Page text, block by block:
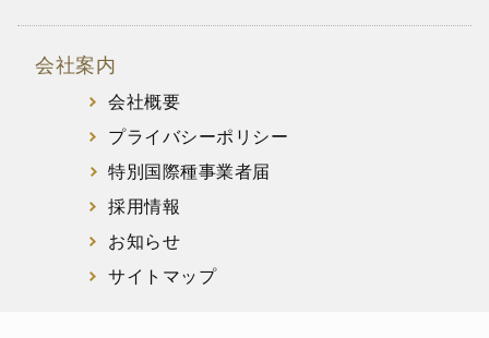
会社案内
会社概要
プライバシーポリシー
特別国際種事業者届
採用情報
お知らせ
サイトマップ